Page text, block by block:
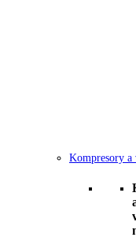
Kompresory a